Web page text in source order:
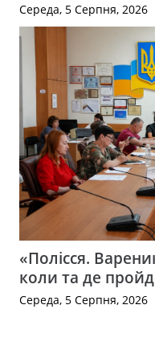
Середа, 5 Серпня, 2026
«Полісся.
коли та де
Середа, 5 Серпня, 2026